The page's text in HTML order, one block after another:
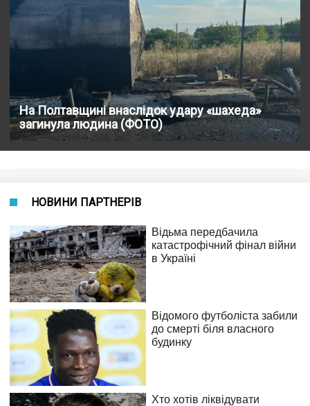
На Полтавщині внаслідок удару «шахеда»
загинула людина (ФОТО)
НОВИНИ ПАРТНЕРІВ